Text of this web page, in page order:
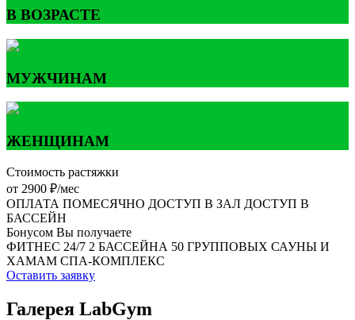
В ВОЗРАСТЕ
МУЖЧИНАМ
ЖЕНЩИНАМ
Стоимость растяжки
от 2900 ₽/мес
ОПЛАТА ПОМЕСЯЧНО ДОСТУП В ЗАЛ ДОСТУП В
БАССЕЙН
Бонусом Вы получаете
ФИТНЕС 24/7 2 БАССЕЙНА 50 ГРУППОВЫХ САУНЫ И
ХАМАМ СПА-КОМПЛЕКС
Оставить заявку
Галерея LabGym